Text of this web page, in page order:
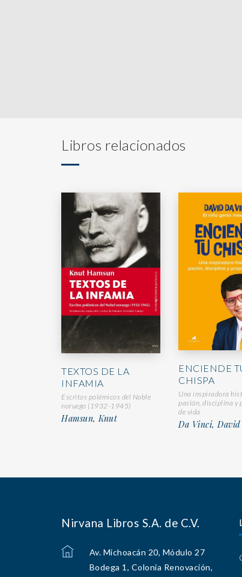
Libros relacionados
TEXTOS DE LA
INFAMIA
Escritos polémicos del Noble
noruego (1932-1945)
Hamsun, Knut
ENCIENDE
CHISPA
Una inspiradora
pasión, disciplina y
de vida
Da Vinci, David
Nirvana Libros S.A. de C.V.
Av. Michoacán 20, Módulo 27
Bodega 1, Colonia Renovación,